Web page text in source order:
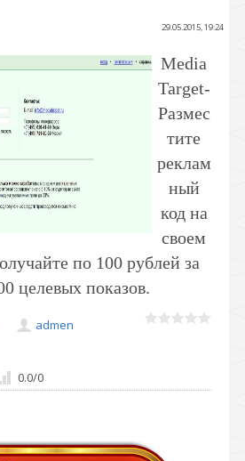
29.05.2015, 19:24
Media
Target-
Размес
тите
реклам
ный
код на
своем
по 100 рублей за
целевых показов.
admen
0.0/0